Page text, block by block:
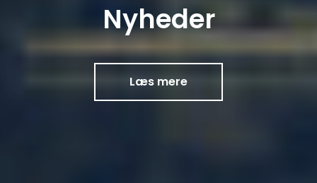
Nyheder
Læs mere